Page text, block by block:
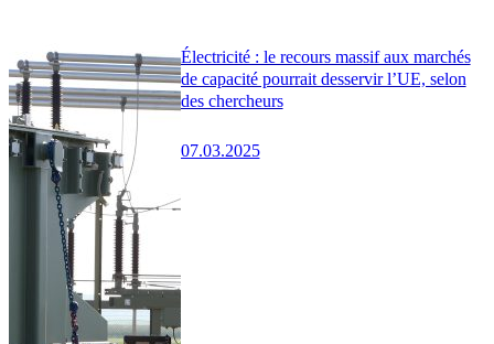
Électricité : le recours massif aux marchés
de capacité pourrait desservir l’UE, selon
des chercheurs
07.03.2025